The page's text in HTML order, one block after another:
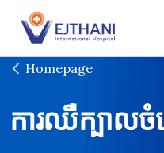
Skip to content
Homepage
ការឈឺក្បាលចំ